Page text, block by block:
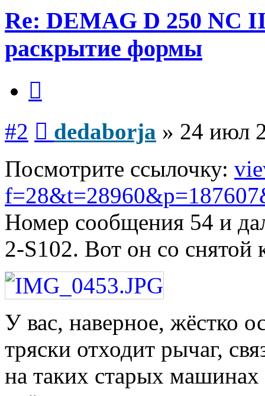
Re: DEMAG D 250 NC
раскрытие формы
#2 dedaborja » 24 июл
Посмотрите ссылочку:
Номер сообщения 54 и
2-S102. Вот он со
У вас, наверное, жёстко
тряски отходит рычаг,
на таких старых машинах